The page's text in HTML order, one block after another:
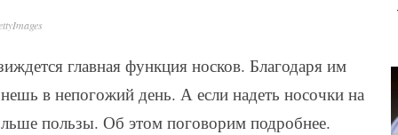
главная функция носков. Благодаря им
в непогожий день. А если надеть носочки на
пользы. Об этом поговорим подробнее.